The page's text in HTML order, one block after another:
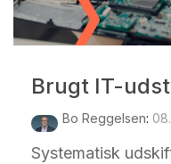
Brugt IT-
Bo Reggelsen:
Systematisk